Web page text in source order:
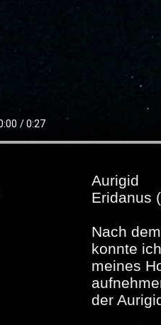
Aurigid
Eridanus
Nach
konnte
meines
der